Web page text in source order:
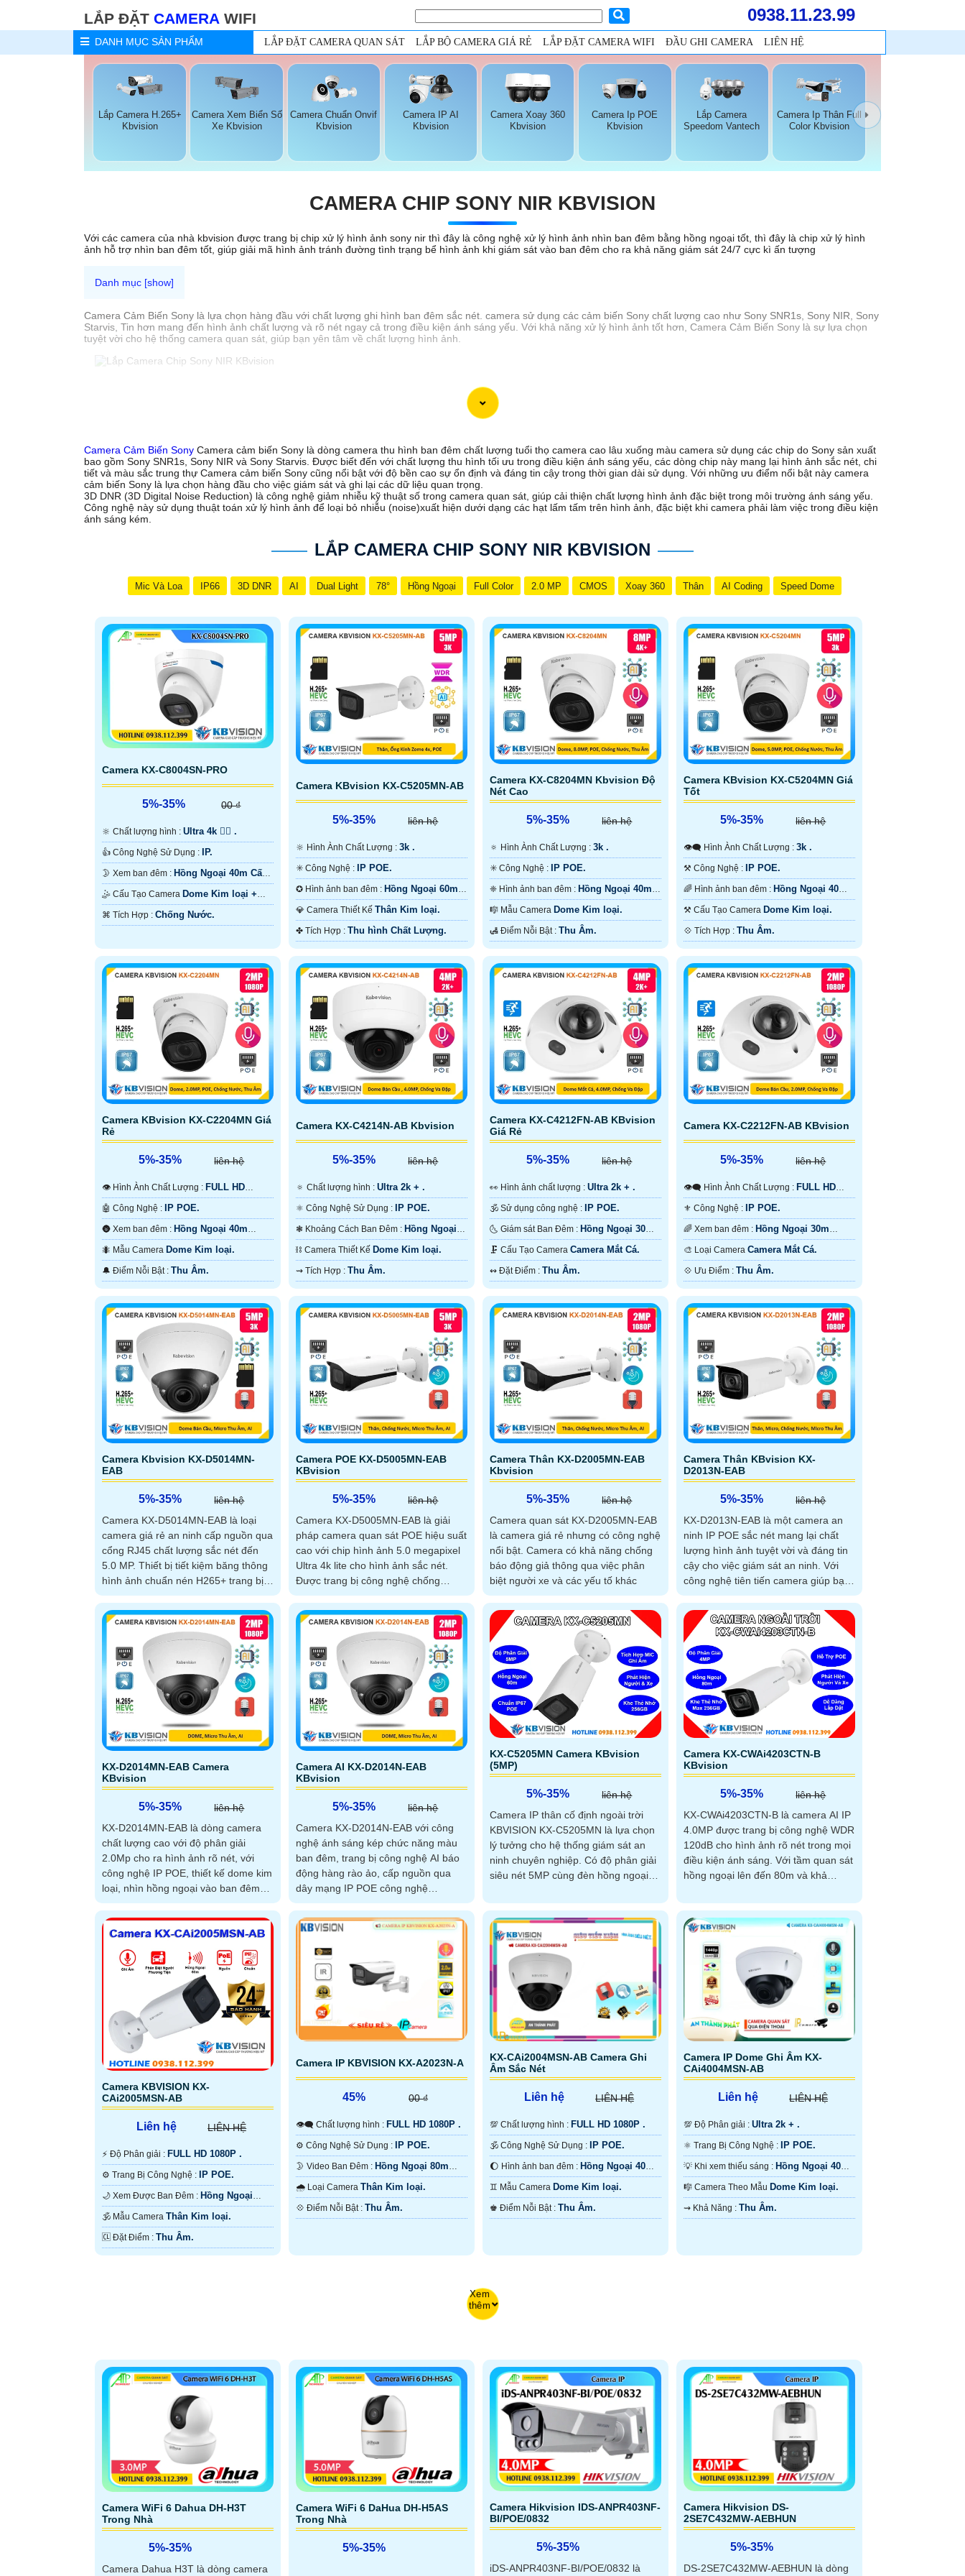
LẮP ĐẶT CAMERA WIFI 0938.11.23.99
DANH MỤC SẢN PHẨM LẮP ĐẶT CAMERA QUAN SÁT LẮP BỘ CAMERA GIÁ RẺ LẮP ĐẶT CAMERA WIFI ĐẦU GHI CAMERA LIÊN HỆ
Lắp Camera H.265+
Kbvision
Camera Xem Biển Số
Xe Kbvision
Camera Chuẩn Onvif
Kbvision
Camera IP AI
Kbvision
Camera Xoay 360
Kbvision
Camera Ip POE
Kbvision
Lắp Camera
Speedom Vantech
Camera Ip Thân Full
Color Kbvision
CAMERA CHIP SONY NIR KBVISION
Với các camera của nhà kbvision được trang bị chip xử lý hình ảnh sony nir thì đây là công nghệ xử lý hình ảnh nhìn ban đêm bằng hồng ngoại tốt, thì đây là chip xử lý hình
ảnh hỗ trợ nhìn ban đêm tốt, giúp giải mã hình ảnh tránh đường tình trạng bể hình ảnh khi giám sát vào ban đêm cho ra khả năng giám sát 24/7 cực kì ấn tượng
Camera Cảm Biến Sony là lựa chọn hàng đầu với chất lượng ghi hình ban đêm sắc nét. camera sử dụng các cảm biến Sony chất lượng cao như Sony SNR1s, Sony NIR, Sony
Starvis, Tin hơn mang đến hình ảnh chất lượng và rõ nét ngay cả trong điều kiện ánh sáng yếu. Với khả năng xử lý hình ảnh tốt hơn, Camera Cảm Biến Sony là sự lựa chọn
tuyệt vời cho hệ thống camera quan sát, giúp bạn yên tâm về chất lượng hình ảnh.
Camera Cảm Biến Sony Camera cảm biến Sony là dòng camera thu hình ban đêm chất lượng tuổi thọ camera cao lâu xuống màu camera sử dụng các chip do Sony sản xuất
bao gồm Sony SNR1s, Sony NIR và Sony Starvis. Được biết đến với chất lượng thu hình tối ưu trong điều kiện ánh sáng yếu, các dòng chip này mang lại hình ảnh sắc nét, chi
tiết và màu sắc trung thự Camera cảm biến Sony cũng nổi bật với độ bền cao sự ổn định và đáng tin cậy trong thời gian dài sử dụng. Với những ưu điểm nổi bật này camera
cảm biến Sony là lựa chọn hàng đầu cho việc giám sát và ghi lại các dữ liệu quan trọng.
3D DNR (3D Digital Noise Reduction) là công nghệ giảm nhiễu kỹ thuật số trong camera quan sát, giúp cải thiện chất lượng hình ảnh đặc biệt trong môi trường ánh sáng yếu.
Công nghệ này sử dụng thuật toán xử lý hình ảnh để loại bỏ nhiễu (noise)xuất hiện dưới dạng các hạt lấm tấm trên hình ảnh, đặc biệt khi camera phải làm việc trong điều kiện
ánh sáng kém.
LẮP CAMERA CHIP SONY NIR KBVISION
Mic Và Loa IP66 3D DNR AI Dual Light 78° Hồng Ngoại Full Color 2.0 MP CMOS Xoay 360 Thân AI Coding Speed Dome
Camera KX-C8004SN-PRO
5%-35% 00 ₫
🔆 Chất lượng hình : Ultra 4k 👍🏾 .
👍 Công Nghệ Sử Dụng : IP.
🌛 Xem ban đêm : Hồng Ngoại 40m Cấp
Nguồn Qua RJ45.
🤹 Cấu Tạo Camera Dome Kim loại +
Nhựa.
️⌘ Tích Hợp : Chống Nước.
Camera KBvision KX-C5205MN-AB
5%-35% liên hệ
🔆 Hình Ành Chất Lượng : 3k .
✳️ Công Nghệ : IP POE.
✪ Hình ảnh ban đêm : Hồng Ngoại 60m
Hồng Ngoại Smart IR.
💎 Camera Thiết Kế Thân Kim loại.
️✤ Tích Hợp : Thu hình Chất Lượng.
Camera KX-C8204MN Kbvision Độ
Nét Cao
5%-35% liên hệ
🔅 Hình Ành Chất Lượng : 3k .
✳️ Công Nghệ : IP POE.
❈ Hình ảnh ban đêm : Hồng Ngoại 40m
Hồng Ngoại Smart IR.
🎼️ Mẫu Camera Dome Kim loại.
️🛃 Điểm Nỗi Bật : Thu Âm.
Camera KBvision KX-C5204MN Giá
Tốt
5%-35% liên hệ
👁️‍🗨 Hình Ành Chất Lượng : 3k .
⚒ Công Nghệ : IP POE.
🌈 Hình ảnh ban đêm : Hồng Ngoại 40m
Hồng Ngoại Smart IR.
⚒ Cấu Tạo Camera Dome Kim loại.
️💠 Tích Hợp : Thu Âm.
Camera KBvision KX-C2204MN Giá
Rẻ
5%-35% liên hệ
👁 Hình Ành Chất Lượng : FULL HD
1080P .
🤖️ Công Nghệ : IP POE.
🌚 Xem ban đêm : Hồng Ngoại 40m
Hồng Ngoại Smart IR.
🐜 Mẫu Camera Dome Kim loại.
️🔔 Điểm Nỗi Bật : Thu Âm.
Camera KX-C4214N-AB Kbvision
5%-35% liên hệ
🔅 Chất lượng hình : Ultra 2k + .
⚛️ Công Nghệ Sử Dụng : IP POE.
❃ Khoảng Cách Ban Đêm : Hồng Ngoại
50m Hồng Ngoại Smart IR.
⛓ Camera Thiết Kế Dome Kim loại.
️⇝ Tích Hợp : Thu Âm.
Camera KX-C4212FN-AB KBvision
Giá Rẻ
5%-35% liên hệ
️👀 Hình ảnh chất lượng : Ultra 2k + .
🕉️ Sử dụng công nghệ : IP POE.
🌜 Giám sát Ban Đêm : Hồng Ngoại 30m
Hồng Ngoại Smart IR.
🗜️ Cấu Tạo Camera Camera Mắt Cá.
️↭ Đặt Điểm : Thu Âm.
Camera KX-C2212FN-AB KBvision
5%-35% liên hệ
👁️‍🗨 Hình Ành Chất Lượng : FULL HD
1080P .
⚜️ Công Nghệ : IP POE.
🌈 Xem ban đêm : Hồng Ngoại 30m
Hồng Ngoại Smart IR.
🎨 Loại Camera Camera Mắt Cá.
️💠 Ưu Điểm : Thu Âm.
Camera Kbvision KX-D5014MN-
EAB
5%-35%
liên hệ
Camera KX-D5014MN-EAB là loại
camera giá rẻ an ninh cấp nguồn qua
cổng RJ45 chất lượng sắc nét đến
5.0 MP. Thiết bị tiết kiệm băng thông
hình ảnh chuẩn nén H265+ trang bị
chống...
Camera POE KX-D5005MN-EAB
KBvision
5%-35%
liên hệ
Camera KX-D5005MN-EAB là giải
pháp camera quan sát POE hiệu suất
cao với chip hình ảnh 5.0 megapixel
Ultra 4k lite cho hình ảnh sắc nét.
Được trang bị công nghệ chống
ngược sáng...
Camera Thân KX-D2005MN-EAB
Kbvision
5%-35%
liên hệ
Camera quan sát KX-D2005MN-EAB
là camera giá rẻ nhưng có công nghệ
nổi bật. Camera có khả năng chống
báo động giả thông qua việc phân
biệt người xe và các yếu tố khác
Camera Thân KBvision KX-
D2013N-EAB
5%-35%
liên hệ
KX-D2013N-EAB là một camera an
ninh IP POE sắc nét mang lại chất
lượng hình ảnh tuyệt vời và đáng tin
cậy cho việc giám sát an ninh. Với
công nghệ tiên tiến camera giúp bạn
bảo vệ các khu vực quan trọng một
cách hiệu quả và trực quan
KX-D2014MN-EAB Camera
KBvision
5%-35%
liên hệ
KX-D2014MN-EAB là dòng camera
chất lượng cao với độ phân giải
2.0Mp cho ra hình ảnh rõ nét, với
công nghệ IP POE, thiết kế dome kim
loại, nhìn hồng ngoại vào ban đêm
với khoảng cách 40m, có thể nhìn
hình ảnh trong môi trường có ánh
sáng mạnh nhờ công nghệ chống
ngược sáng DWDR 120db
Camera AI KX-D2014N-EAB
KBvision
5%-35%
liên hệ
Camera KX-D2014N-EAB với công
nghệ ánh sáng kép chức năng màu
ban đêm, trang bị công nghệ AI báo
động hàng rào ảo, cấp nguồn qua
dây mạng IP POE công nghệ
Starlight 2.0 MP, trang bị công nghệ
SMD hiện đại, cấp nguồn qua dây
điện, có thể hoạt động độc lập nhờ
khe cắm thẻ nhớ 512Gb
KX-C5205MN Camera KBvision
(5MP)
5%-35%
liên hệ
Camera IP thân cố định ngoài trời
KBVISION KX-C5205MN là lựa chọn
lý tưởng cho hệ thống giám sát an
ninh chuyên nghiệp. Có độ phân giải
siêu nét 5MP cùng đèn hồng ngoại
lên đến 60m, camera đảm bảo hình
ảnh rõ ràng cả ngày lẫn đêm
Camera KX-CWAi4203CTN-B
KBvision
5%-35%
liên hệ
KX-CWAi4203CTN-B là camera AI IP
4.0MP được trang bị công nghệ WDR
120dB cho hình ảnh rõ nét trong mọi
điều kiện ánh sáng. Với tầm quan sát
hồng ngoại lên đến 80m và khả
Camera KBVISION KX-
CAi2005MSN-AB
Liên hệ LIÊN HỆ
️⚡ Độ Phân giải : FULL HD 1080P .
⚙ Trang Bị Công Nghệ : IP POE.
🌙 Xem Được Ban Đêm : Hồng Ngoại
60m ONVIF.
🕉️ Mẫu Camera Thân Kim loại.
️🆑 Đặt Điểm : Thu Âm.
Camera IP KBVISION KX-A2023N-A
45% 00 ₫
👁️‍🗨 Chất lượng hình : FULL HD 1080P .
⚙ Công Nghệ Sử Dụng : IP POE.
🌛 Video Ban Đêm : Hồng Ngoại 80m
Hồng Ngoại SMD.
🌧️ Loại Camera Thân Kim loại.
️💠 Điểm Nỗi Bật : Thu Âm.
KX-CAi2004MSN-AB Camera Ghi
Âm Sắc Nét
Liên hệ LIÊN HỆ
💯 Chất lượng hình : FULL HD 1080P .
🕉️ Công Nghệ Sử Dụng : IP POE.
🌔 Hình ảnh ban đêm : Hồng Ngoại 40m
ONVIF.
♊ Mẫu Camera Dome Kim loại.
️♚ Điểm Nỗi Bật : Thu Âm.
Camera IP Dome Ghi Âm KX-
CAi4004MSN-AB
Liên hệ LIÊN HỆ
💯 Độ Phân giải : Ultra 2k + .
⚛️ Trang Bị Công Nghệ : IP POE.
💡 Khi xem thiếu sáng : Hồng Ngoại 40m
ONVIF.
🎼️ Camera Theo Mẫu Dome Kim loại.
️⇝ Khả Năng : Thu Âm.
Xem
thêm
Camera WiFi 6 Dahua DH-H3T
Trong Nhà
5%-35%
Camera Dahua H3T là dòng camera
Camera WiFi 6 DaHua DH-H5AS
Trong Nhà
5%-35%
Camera Hikvision IDS-ANPR403NF-
BI/POE/0832
5%-35%
iDS-ANPR403NF-BI/POE/0832 là
Camera Hikvision DS-
2SE7C432MW-AEBHUN
5%-35%
DS-2SE7C432MW-AEBHUN là dòng